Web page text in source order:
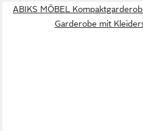
ABIKS MÖBEL
Garderobe mit